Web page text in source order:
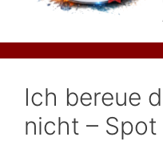
Ich bereue
nicht – Spot